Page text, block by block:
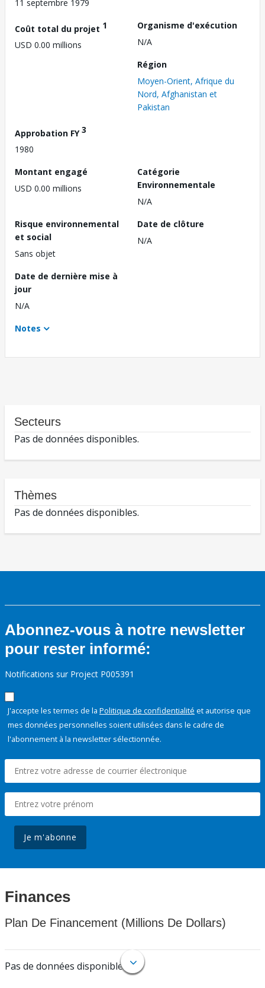
11 septembre 1979
Coût total du projet 1
USD 0.00 millions
Organisme d'exécution
N/A
Région
Moyen-Orient, Afrique du
Nord, Afghanistan et
Pakistan
Approbation FY3
1980
Montant engagé
USD 0.00 millions
Catégorie
Environnementale
N/A
Risque environnemental
et social
Sans objet
Date de clôture
N/A
Date de dernière mise à
jour
N/A
Notes
Secteurs
Pas de données disponibles.
Thèmes
Pas de données disponibles.
Abonnez-vous à notre newsletter
pour rester informé:
Notifications sur Project P005391
J'accepte les termes de la Politique de confidentialité et autorise que
mes données personnelles soient utilisées dans le cadre de
l'abonnement à la newsletter sélectionnée.
Je m'abonne
Finances
Plan De Financement (Millions De Dollars)
Pas de données disponibles.